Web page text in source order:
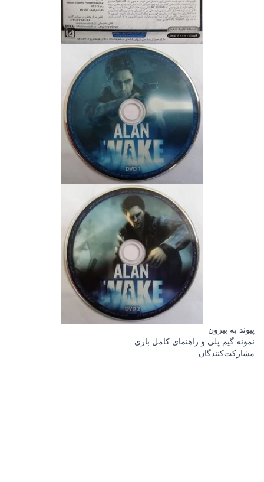
پیوند به بیرون
نمونه گیم پلی و راهنمای کامل بازی
مشارکت‌کنندگان